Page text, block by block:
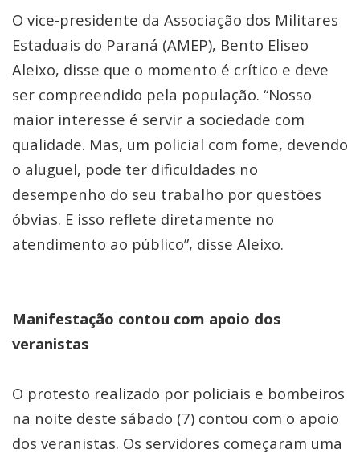
O vice-presidente da Associação dos Militares
Estaduais do Paraná (AMEP), Bento Eliseo
Aleixo, disse que o momento é crítico e deve
ser compreendido pela população. “Nosso
maior interesse é servir a sociedade com
qualidade. Mas, um policial com fome, devendo
o aluguel, pode ter dificuldades no
desempenho do seu trabalho por questões
óbvias. E isso reflete diretamente no
atendimento ao público”, disse Aleixo.
Manifestação contou com apoio dos
veranistas
O protesto realizado por policiais e bombeiros
na noite deste sábado (7) contou com o apoio
dos veranistas. Os servidores começaram uma